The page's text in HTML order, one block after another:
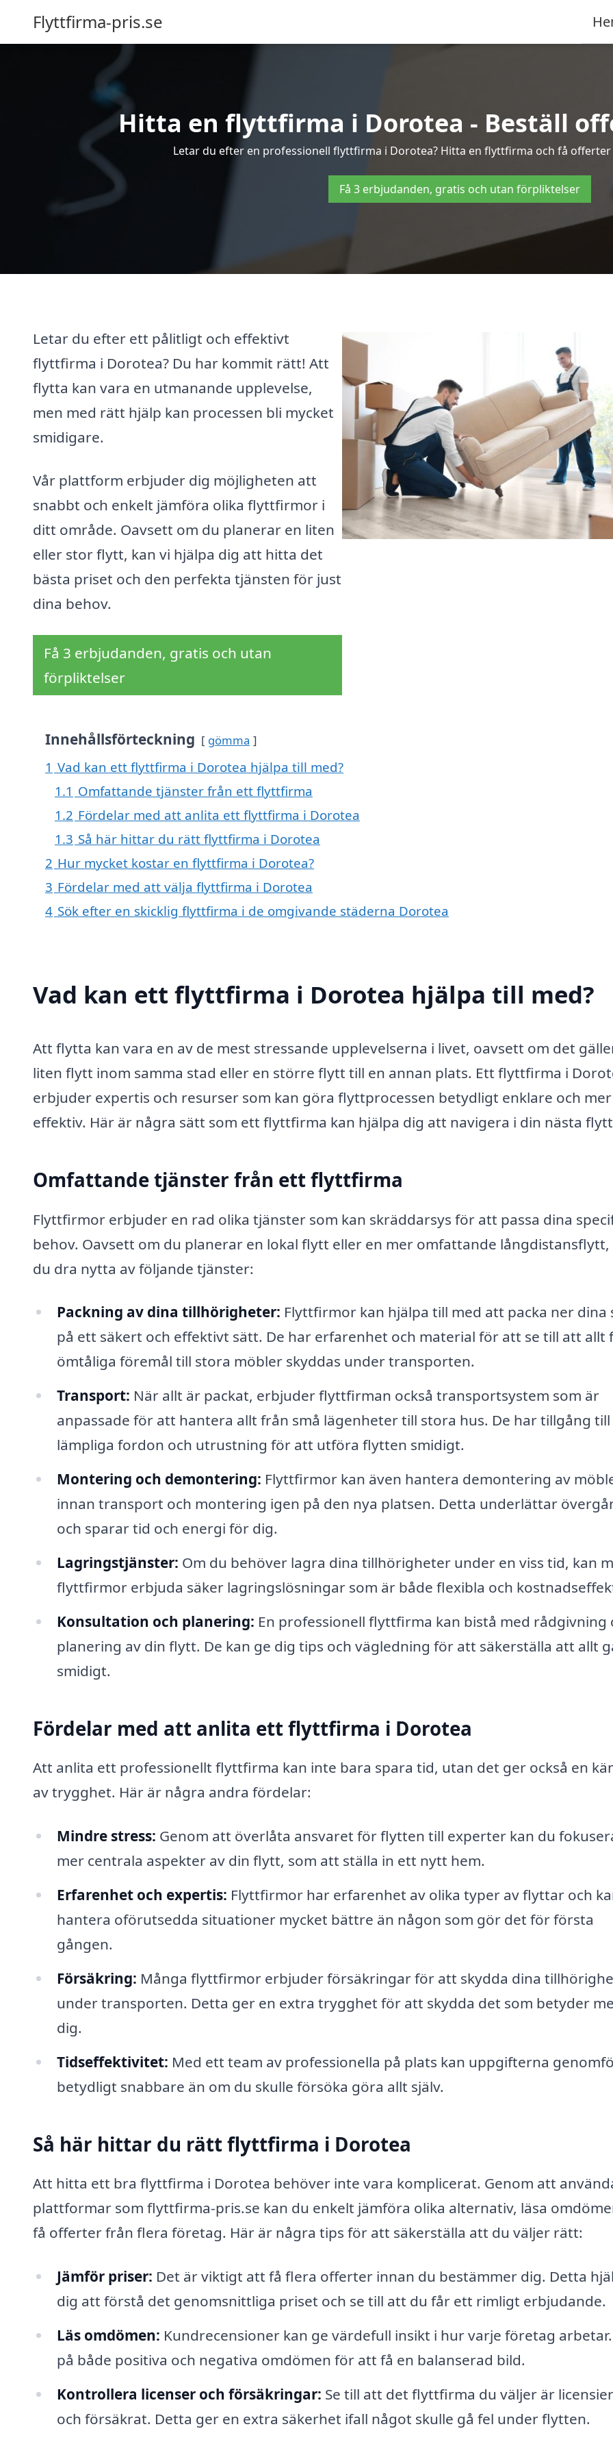
Flyttfirma-pris.se
Hitta en flyttfirma i Dorotea - Beställ
Letar du efter en professionell flyttfirma i Dorotea? Hitta en flyttfirma och få
Få 3 erbjudanden, gratis och utan förpliktelser
Letar du efter ett pålitligt och effektivt
flyttfirma i Dorotea? Du har kommit rätt! Att
flytta kan vara en utmanande upplevelse,
men med rätt hjälp kan processen bli mycket
smidigare.
Vår plattform erbjuder dig möjligheten att
snabbt och enkelt jämföra olika flyttfirmor i
ditt område. Oavsett om du planerar en liten
eller stor flytt, kan vi hjälpa dig att hitta det
bästa priset och den perfekta tjänsten för just
dina behov.
Få 3 erbjudanden, gratis och utan
förpliktelser
Innehållsförteckning gömma
1 Vad kan ett flyttfirma i Dorotea hjälpa till med?
1.1 Omfattande tjänster från ett flyttfirma
1.2 Fördelar med att anlita ett flyttfirma i Dorotea
1.3 Så här hittar du rätt flyttfirma i Dorotea
2 Hur mycket kostar en flyttfirma i Dorotea?
3 Fördelar med att välja flyttfirma i Dorotea
4 Sök efter en skicklig flyttfirma i de omgivande städerna Dorotea
Vad kan ett flyttfirma i Dorotea hjälpa till med?
Att flytta kan vara en av de mest stressande upplevelserna i livet, oavsett om det
liten flytt inom samma stad eller en större flytt till en annan plats. Ett flyttfirma i
erbjuder expertis och resurser som kan göra flyttprocessen betydligt enklare och mer
effektiv. Här är några sätt som ett flyttfirma kan hjälpa dig att navigera i din nästa
Omfattande tjänster från ett flyttfirma
Flyttfirmor erbjuder en rad olika tjänster som kan skräddarsys för att passa dina
behov. Oavsett om du planerar en lokal flytt eller en mer omfattande långdistansflytt,
du dra nytta av följande tjänster:
Packning av dina tillhörigheter: Flyttfirmor kan hjälpa till med att packa ner dina
på ett säkert och effektivt sätt. De har erfarenhet och material för att se till att allt
ömtåliga föremål till stora möbler skyddas under transporten.
Transport: När allt är packat, erbjuder flyttfirman också transportsystem som är
anpassade för att hantera allt från små lägenheter till stora hus. De har tillgång till
lämpliga fordon och utrustning för att utföra flytten smidigt.
Montering och demontering: Flyttfirmor kan även hantera demontering av
innan transport och montering igen på den nya platsen. Detta underlättar
och sparar tid och energi för dig.
Lagringstjänster: Om du behöver lagra dina tillhörigheter under en viss tid, kan
flyttfirmor erbjuda säker lagringslösningar som är både flexibla och
Konsultation och planering: En professionell flyttfirma kan bistå med rådgivning
planering av din flytt. De kan ge dig tips och vägledning för att säkerställa att allt
smidigt.
Fördelar med att anlita ett flyttfirma i Dorotea
Att anlita ett professionellt flyttfirma kan inte bara spara tid, utan det ger också en
av trygghet. Här är några andra fördelar:
Mindre stress: Genom att överlåta ansvaret för flytten till experter kan du
mer centrala aspekter av din flytt, som att ställa in ett nytt hem.
Erfarenhet och expertis: Flyttfirmor har erfarenhet av olika typer av flyttar och
hantera oförutsedda situationer mycket bättre än någon som gör det för första
gången.
Försäkring: Många flyttfirmor erbjuder försäkringar för att skydda dina
under transporten. Detta ger en extra trygghet för att skydda det som betyder
dig.
Tidseffektivitet: Med ett team av professionella på plats kan uppgifterna
betydligt snabbare än om du skulle försöka göra allt själv.
Så här hittar du rätt flyttfirma i Dorotea
Att hitta ett bra flyttfirma i Dorotea behöver inte vara komplicerat. Genom att
plattformar som flyttfirma-pris.se kan du enkelt jämföra olika alternativ, läsa
få offerter från flera företag. Här är några tips för att säkerställa att du väljer rätt:
Jämför priser: Det är viktigt att få flera offerter innan du bestämmer dig. Detta
dig att förstå det genomsnittliga priset och se till att du får ett rimligt erbjudande.
Läs omdömen: Kundrecensioner kan ge värdefull insikt i hur varje företag
på både positiva och negativa omdömen för att få en balanserad bild.
Kontrollera licenser och försäkringar: Se till att det flyttfirma du väljer är
och försäkrat. Detta ger en extra säkerhet ifall något skulle gå fel under flytten.